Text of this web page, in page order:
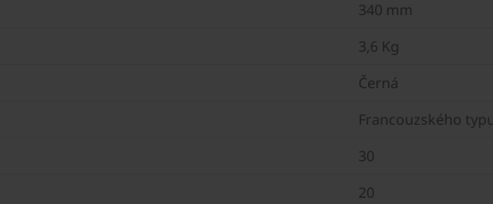
340 mm
3,6 Kg
Černá
Francouzského
30
20